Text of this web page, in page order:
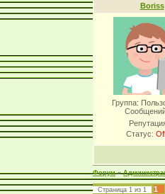
Boriss
Группа:
Статус:
Форум »
Страница 1 из 1 1